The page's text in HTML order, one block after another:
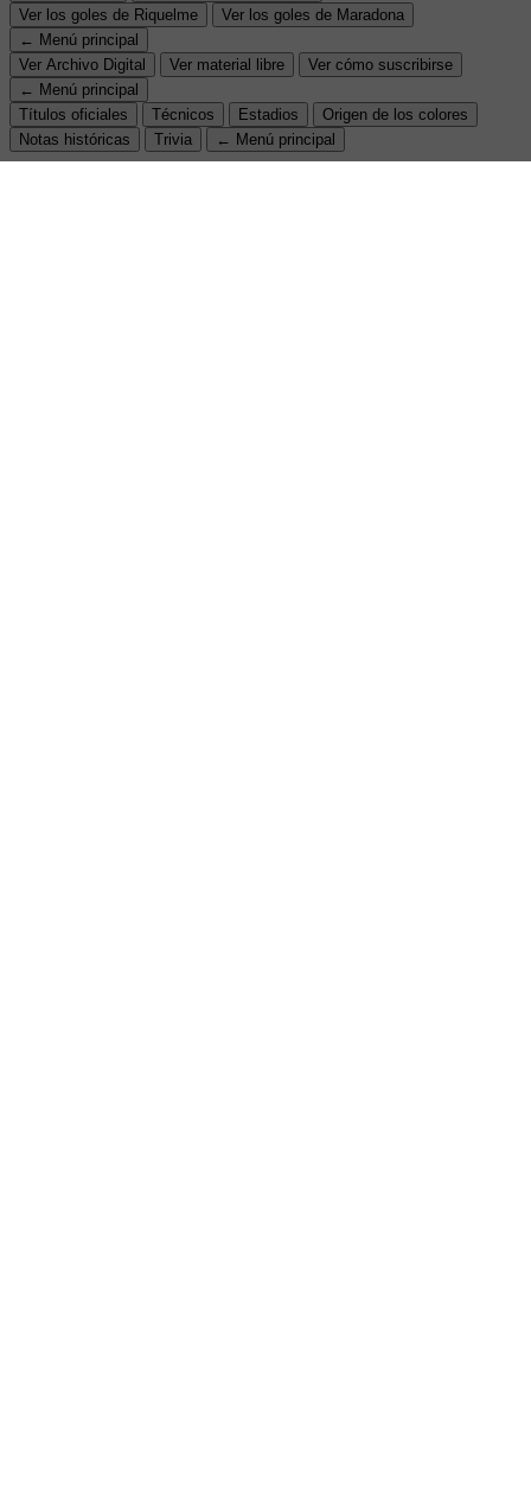
Ver los goles de Riquelme
Ver los goles de Maradona
← Menú principal
Ver Archivo Digital
Ver material libre
Ver cómo suscribirse
← Menú principal
Títulos oficiales
Técnicos Estadios
Origen de los colores
Notas históricas
Trivia ← Menú principal